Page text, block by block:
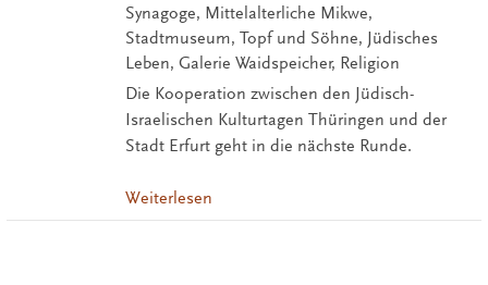
Synagoge, Mittelalterliche Mikwe,
Stadtmuseum, Topf und Söhne, Jüdisches
Leben, Galerie Waidspeicher, Religion
Die Kooperation zwischen den Jüdisch-
Israelischen Kulturtagen Thüringen und der
Stadt Erfurt geht in die nächste Runde.
Weiterlesen